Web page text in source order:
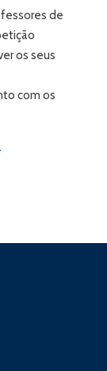
de
os seus
com os